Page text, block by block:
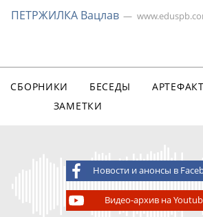
ПЕТРЖИЛКА Вацлав
СБОРНИКИ БЕСЕДЫ
ЗАМЕТКИ
Новости и анонсы в
Видео-архив на